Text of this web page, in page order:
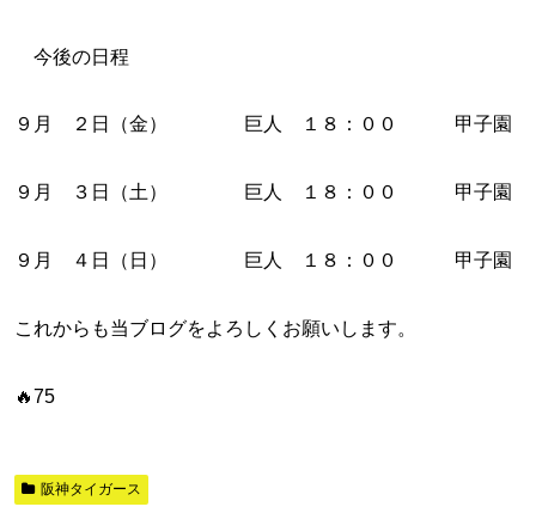
今後の日程
９月 ２日（金） 巨人 １８：００ 甲子園
９月 ３日（土） 巨人 １８：００ 甲子園
９月 ４日（日） 巨人 １８：００ 甲子園
これからも当ブログをよろしくお願いします。
🔥75
阪神タイガース